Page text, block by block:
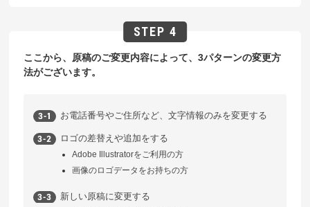
ここから、原稿のご変更内容によって、3パターンの変更方
法がございます。
お電話番号やご住所など、文字情報のみを変更する
ロゴの差替えや追加をする
Adobe Illustratorをご利用の方
画像のロゴデータをお持ちの方
新しい原稿に変更する